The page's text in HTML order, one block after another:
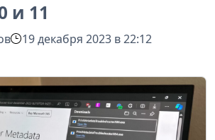
и 11
19 декабря 2023 в 22:12